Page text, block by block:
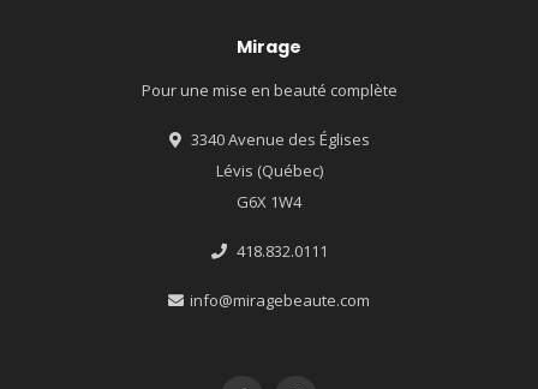
Mirage
Pour une mise en beauté complète
3340 Avenue des Églises
Lévis (Québec)
G6X 1W4
418.832.0111
info@miragebeaute.com